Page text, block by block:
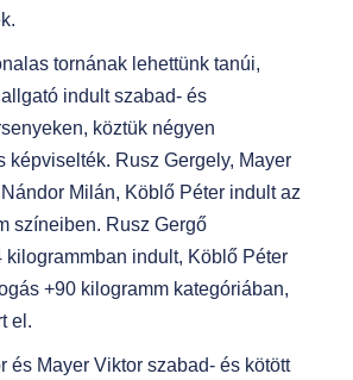
tornának lehettünk tanúi,
indult szabad- és
köztük négyen
képviselték. Rusz Gergely, Mayer
Milán, Köblő Péter indult az
színeiben. Rusz Gergő
kilogrammban indult, Köblő Péter
+90 kilogramm kategóriában,
el.
és Mayer Viktor szabad- és kötött